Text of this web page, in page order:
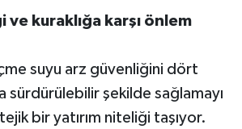
ve kuraklığa karşı önlem
suyu arz güvenliğini dört
sürdürülebilir şekilde sağlamayı
bir yatırım niteliği taşıyor.